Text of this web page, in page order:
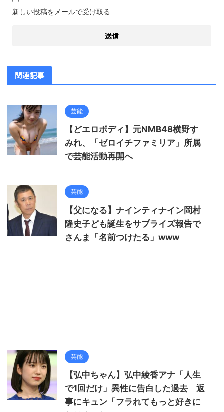
新しい投稿をメールで受け取る
関連記事
芸能
【どエロボディ】元NMB48横野す
みれ、「ゼロイチファミリア」所属
で芸能活動再開へ
芸能
【父になる】ナインティナイン岡村
隆史子ども誕生をサプライズ報告で
さんま「名前つけたる」www
芸能
【弘中ちゃん】弘中綾香アナ「人生
で1回だけ」異性に告白した過去 返
事にキュン「フラれてもっと好きに